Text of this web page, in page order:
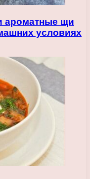
ароматные щи
условиях